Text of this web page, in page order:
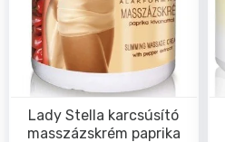
Lady Stella karcsúsító
masszázskrém paprika